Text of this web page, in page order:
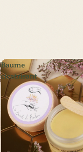
Baume
cicatrisant